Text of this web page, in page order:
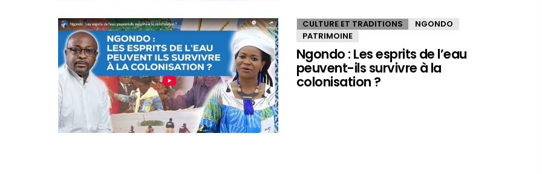
CULTURE ET TRADITIONS
NGONDO
PATRIMOINE
Ngondo : Les esprits de l’eau
peuvent-ils survivre à la
colonisation ?